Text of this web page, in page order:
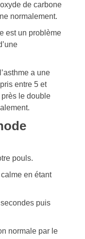
de carbone
normalement.
est un problème
a une
entre 5 et
près le double
pouls.
en étant
puis
normale par le